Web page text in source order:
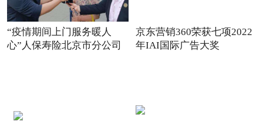
“疫情期间上门服务暖人
心”人保寿险北京市分公司
京东营销360荣获七项2022
年IAI国际广告大奖